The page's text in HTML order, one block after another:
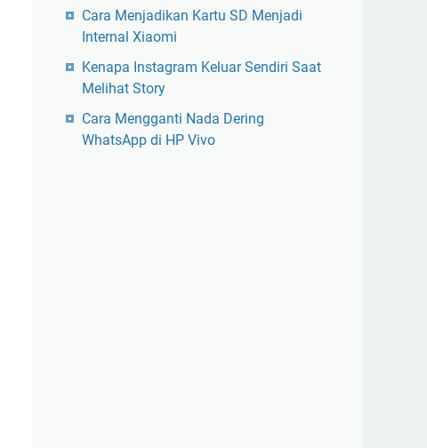
Cara Menjadikan Kartu SD Menjadi
Internal Xiaomi
Kenapa Instagram Keluar Sendiri Saat
Melihat Story
Cara Mengganti Nada Dering
WhatsApp di HP Vivo